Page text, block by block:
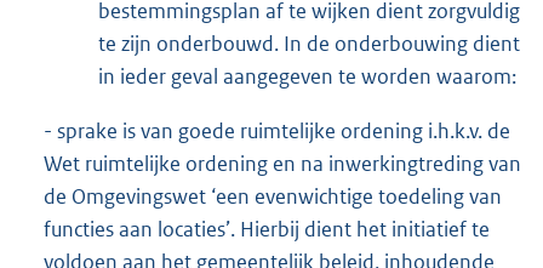
bestemmingsplan af te wijken dient zorgvuldig
te zijn onderbouwd. In de onderbouwing dient
in ieder geval aangegeven te worden waarom:
- sprake is van goede ruimtelijke ordening i.h.k.v. de
Wet ruimtelijke ordening en na inwerkingtreding van
de Omgevingswet ‘een evenwichtige toedeling van
functies aan locaties’. Hierbij dient het initiatief te
voldoen aan het gemeentelijk beleid, inhoudende